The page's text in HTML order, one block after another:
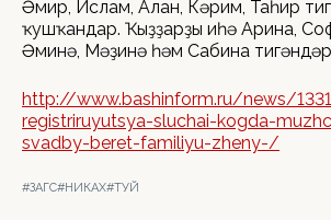
Әмир, Ислам, Алан, Кәрим, Таһир
ҡушҡандар. Ҡыҙҙарҙы иһә Арина,
Әминә, Мәҙинә һәм Сабина
http://www.bashinform.ru/news/
registriruyutsya-sluchai-kogda-
svadby-beret-familiyu-zheny-/
#ЗАГС#НИКАХ#ТУЙ